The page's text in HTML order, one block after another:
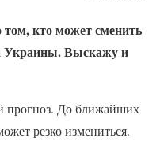
том, кто может сменить
Украины. Выскажу и
прогноз. До ближайших
резко измениться.